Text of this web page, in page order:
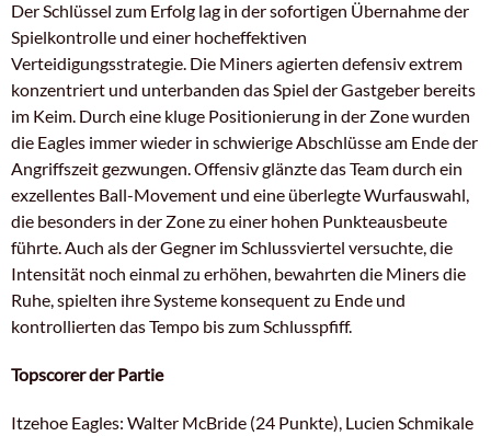
Der Schlüssel zum Erfolg lag in der sofortigen Übernahme der
Spielkontrolle und einer hocheffektiven
Verteidigungsstrategie. Die Miners agierten defensiv extrem
konzentriert und unterbanden das Spiel der Gastgeber bereits
im Keim. Durch eine kluge Positionierung in der Zone wurden
die Eagles immer wieder in schwierige Abschlüsse am Ende der
Angriffszeit gezwungen. Offensiv glänzte das Team durch ein
exzellentes Ball-Movement und eine überlegte Wurfauswahl,
die besonders in der Zone zu einer hohen Punkteausbeute
führte. Auch als der Gegner im Schlussviertel versuchte, die
Intensität noch einmal zu erhöhen, bewahrten die Miners die
Ruhe, spielten ihre Systeme konsequent zu Ende und
kontrollierten das Tempo bis zum Schlusspfiff.
Topscorer der Partie
Itzehoe Eagles: Walter McBride (24 Punkte), Lucien Schmikale